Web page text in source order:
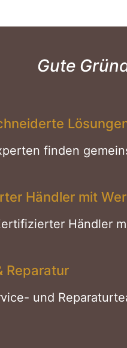
Gute
finden
Händler mit
Händler
Reparatur
und